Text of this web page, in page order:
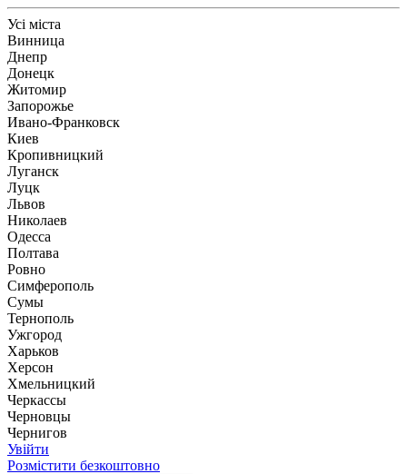
Усі міста
Винница
Днепр
Донецк
Житомир
Запорожье
Ивано-Франковск
Киев
Кропивницкий
Луганск
Луцк
Львов
Николаев
Одесса
Полтава
Ровно
Симферополь
Сумы
Тернополь
Ужгород
Харьков
Херсон
Хмельницкий
Черкассы
Чернoвцы
Чернигов
Увійти
Розмістити безкоштовно